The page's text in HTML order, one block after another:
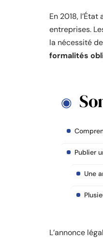
En 2018,
entreprises.
la nécessité
formalités
Publier
Une
L’annonce